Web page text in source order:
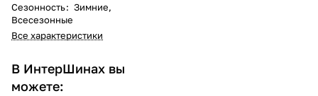
Сезонность: Зимние,
Всесезонные
Все характеристики
В ИнтерШинах вы
можете: